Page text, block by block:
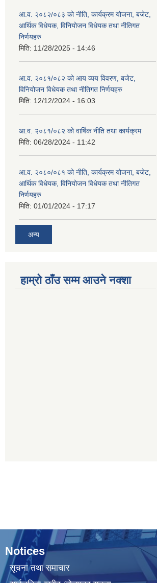
आ.व. २०८२/०८३ को नीति, कार्यक्रम योजना, बजेट,
आर्थिक विधेयक, विनियोजन विधेयक तथा नीतिगत
निर्णयहरु
मिति: 11/28/2025 - 14:46
आ.व. २०८१/०८२ को आय व्यय विवरण, बजेट,
विनियोजन विधेयक तथा नीतिगत निर्णयहरु
मिति: 12/12/2024 - 16:03
आ.व. २०८१/०८२ को वार्षिक नीति तथा कार्यक्रम
मिति: 06/28/2024 - 11:42
आ.व. २०८०/०८१ को नीति, कार्यक्रम योजना, बजेट,
आर्थिक विधेयक, विनियोजन विधेयक तथा नीतिगत
निर्णयहरु
मिति: 01/01/2024 - 17:17
अन्य
हाम्रो ठाँउ सम्म आउने नक्शा
Notices
सूचना तथा समाचार